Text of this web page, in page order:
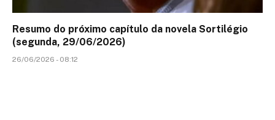
Resumo do próximo capítulo da novela Sortilégio
(segunda, 29/06/2026)
26/06/2026 - 08:12